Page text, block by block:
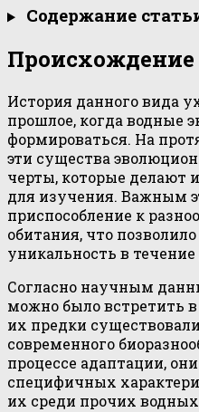
Содержание
Происхождение
История данного вида
прошлое, когда водные
формироваться. На
эти существа
черты, которые делают
для изучения. Важным
приспособление к
обитания, что
уникальность в
Согласно научным
можно было встретить
их предки
современного
процессе адаптации,
специфичных
их среди прочих